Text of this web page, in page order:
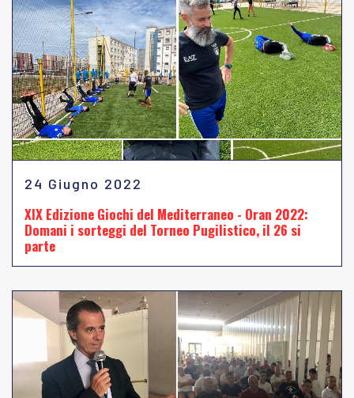
24 Giugno 2022
XIX Edizione Giochi del Mediterraneo - Oran 2022:
Domani i sorteggi del Torneo Pugilistico, il 26 si
parte